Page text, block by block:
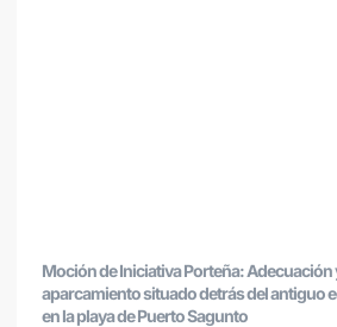
Moción de Iniciativa Porteña: Adecuación
aparcamiento situado detrás del antiguo
en la playa de Puerto Sagunto